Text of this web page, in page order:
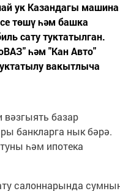
ук Казандагы машина
төшү һәм башка
сату туктатылган.
һәм "Кан Авто"
вакытлыча
вәзгыять базар
банкларга нык бәрә.
һәм ипотека
салоннарында